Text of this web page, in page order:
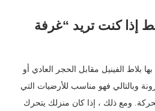
إذا كنت تريد “غرفة
بلاط الفينيل مقابل الحجر العادي أو
وبالتالي فهو مناسب للأرضيات التي
ومع ذلك ، إذا كان منزلك يتحرك